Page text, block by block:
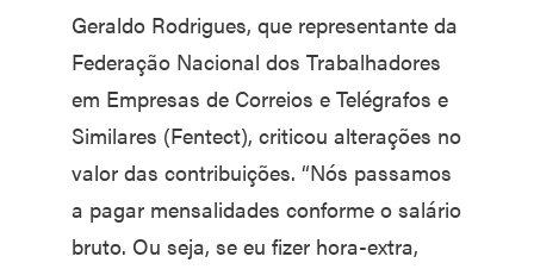
Geraldo Rodrigues, que representante da
Federação Nacional dos Trabalhadores
em Empresas de Correios e Telégrafos e
Similares (Fentect), criticou alterações no
valor das contribuições. “Nós passamos
a pagar mensalidades conforme o salário
bruto. Ou seja, se eu fizer hora-extra,